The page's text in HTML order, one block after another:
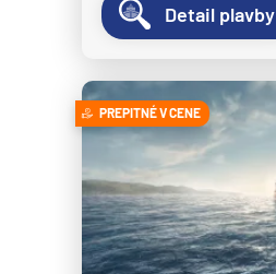
Detail plavby
PREPITNÉ V CENE